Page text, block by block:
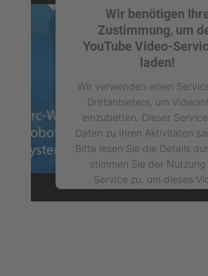
Wir benötigen
Zustimmung, um
YouTube Video-
laden!
Wir verwenden einen
Drittanbieters, um
einzubetten. Dieser
Daten zu Ihren Aktivitäten
Bitte lesen Sie die Details
stimmen Sie der Nutzung
Service zu, um dieses